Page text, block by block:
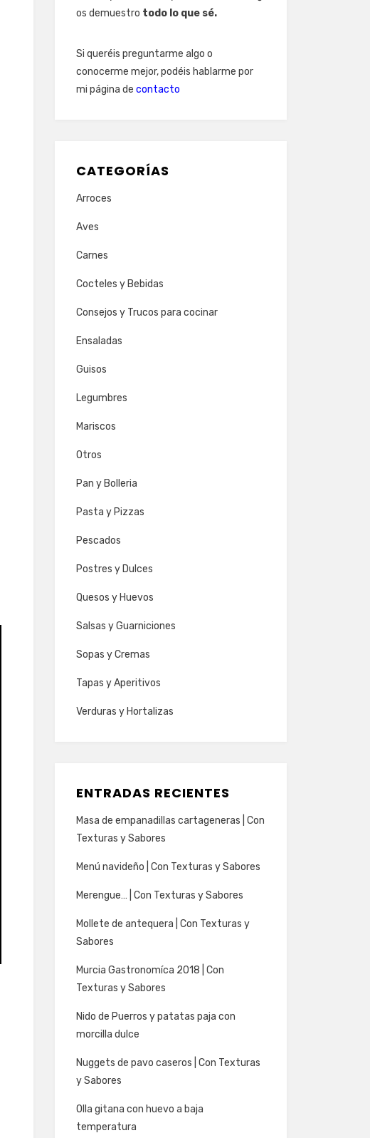
os demuestro todo lo que sé.
Si queréis preguntarme algo o
conocerme mejor, podéis hablarme por
mi página de contacto
CATEGORÍAS
Arroces
Aves
Carnes
Cocteles y Bebidas
Consejos y Trucos para cocinar
Ensaladas
Guisos
Legumbres
Mariscos
Otros
Pan y Bolleria
Pasta y Pizzas
Pescados
Postres y Dulces
Quesos y Huevos
Salsas y Guarniciones
Sopas y Cremas
Tapas y Aperitivos
Verduras y Hortalizas
ENTRADAS RECIENTES
Masa de empanadillas cartageneras | Con
Texturas y Sabores
Menú navideño | Con Texturas y Sabores
Merengue… | Con Texturas y Sabores
Mollete de antequera | Con Texturas y
Sabores
Murcia Gastronomíca 2018 | Con
Texturas y Sabores
Nido de Puerros y patatas paja con
morcilla dulce
Nuggets de pavo caseros | Con Texturas
y Sabores
Olla gitana con huevo a baja
temperatura